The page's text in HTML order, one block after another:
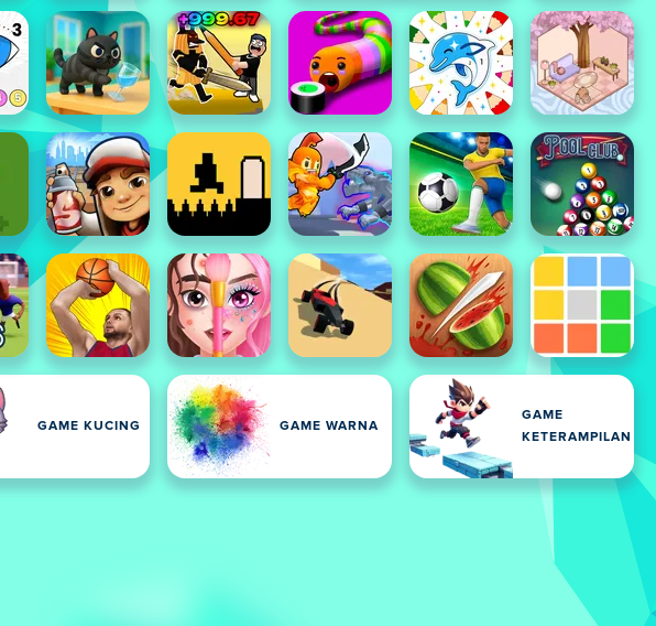
GAME KUCING GAME WARNA
GAME
KETERAMPILAN